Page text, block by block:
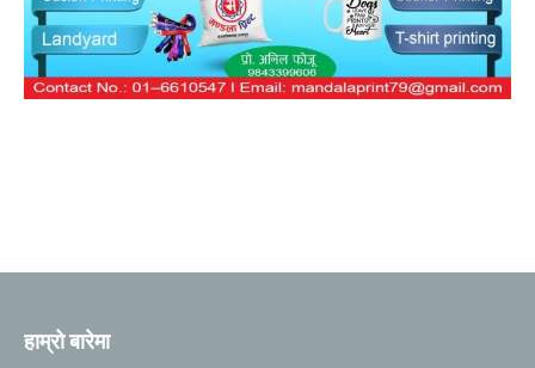
हाम्रो बारेमा